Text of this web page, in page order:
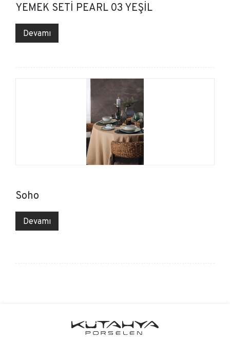
YEMEK SETİ PEARL 03 YEŞİL
Devamı
Soho
Devamı